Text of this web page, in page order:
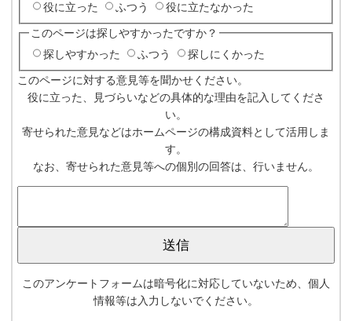
役に立った
ふつう 役に立たなかった
このページは探しやすかったですか？
探しやすかった
ふつう 探しにくかった
このページに対する意見等を聞かせください。
役に立った、見づらいなどの具体的な理由を記入してくださ
い。
寄せられた意見などはホームページの構成資料として活用しま
す。
なお、寄せられた意見等への個別の回答は、行いません。
このアンケートフォームは暗号化に対応していないため、個人
情報等は入力しないでください。